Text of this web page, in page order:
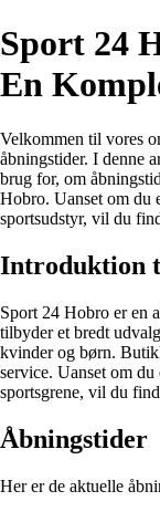
Sport 24
En
Velkommen til vores
åbningstider. I denne
brug for, om
Hobro. Uanset om du
sportsudstyr, vil du
Introduktion
Sport 24 Hobro er en
tilbyder et bredt
kvinder og børn.
service. Uanset om
sportsgrene, vil du
Åbningstider
Her er de aktuelle